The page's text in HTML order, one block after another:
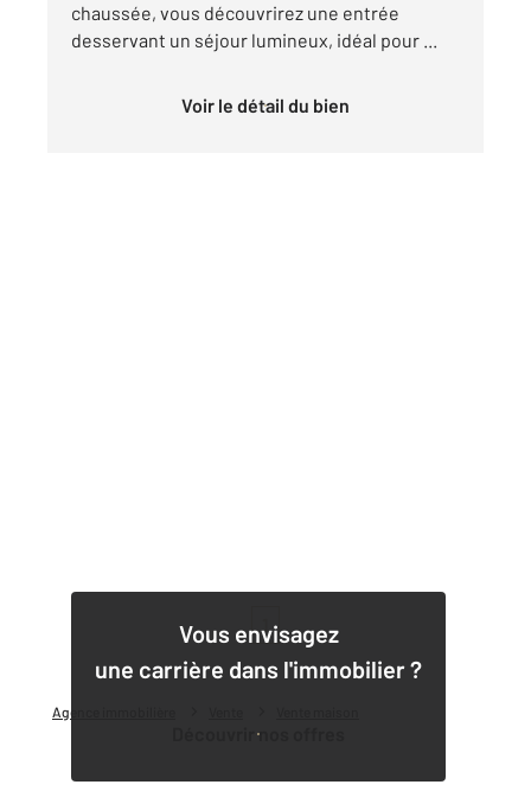
Agence immobilière
chaussée, vous découvrirez une entrée
desservant un séjour lumineux, idéal pour ...
Voir le détail du bien
Vous envisagez
une carrière dans l'immobilier ?
Découvrir nos offres
1